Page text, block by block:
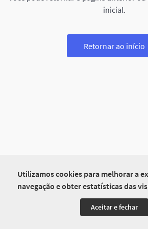
Utilizamos cookies para melhorar a
navegação e obter estatísticas das
Aceitar e fechar
inicial.
Retornar ao início